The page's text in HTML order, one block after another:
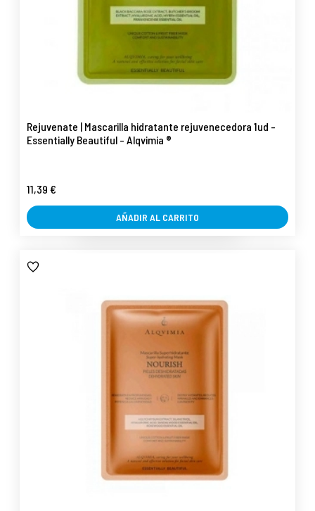
Rejuvenate | Mascarilla hidratante rejuvenecedora 1ud -
Essentially Beautiful - Alqvimia ®
11,39 €
AÑADIR AL CARRITO